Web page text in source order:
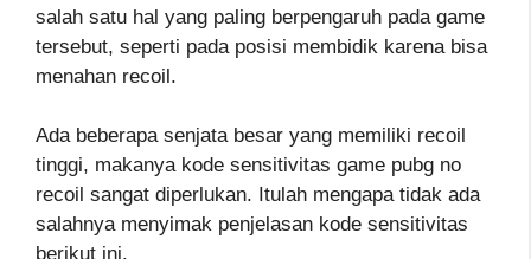
salah satu hal yang paling berpengaruh pada game
tersebut, seperti pada posisi membidik karena bisa
menahan recoil.
Ada beberapa senjata besar yang memiliki recoil
tinggi, makanya kode sensitivitas game pubg no
recoil sangat diperlukan. Itulah mengapa tidak ada
salahnya menyimak penjelasan kode sensitivitas
berikut ini.